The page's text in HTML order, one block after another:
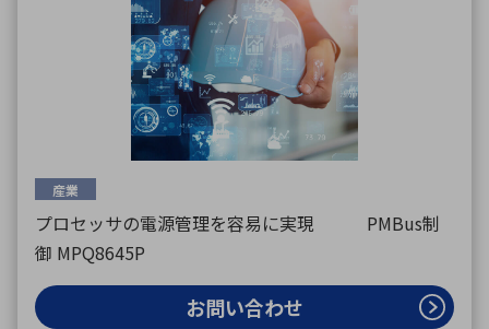
産業
プロセッサの電源管理を容易に実現 PMBus制
御 MPQ8645P
お問い合わせ